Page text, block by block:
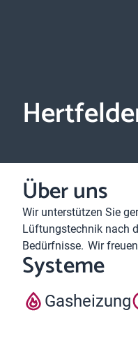
Über uns
Wir unterstützen Sie
Lüftungstechnik nach
Bedürfnisse. Wir
Systeme
Gasheizung